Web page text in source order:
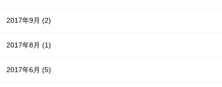
2017年9月(2)
2017年8月(1)
2017年6月(5)